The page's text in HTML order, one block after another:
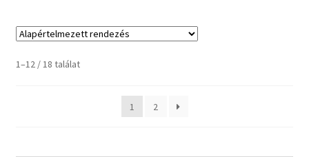
1–12 / 18 találat
1 2